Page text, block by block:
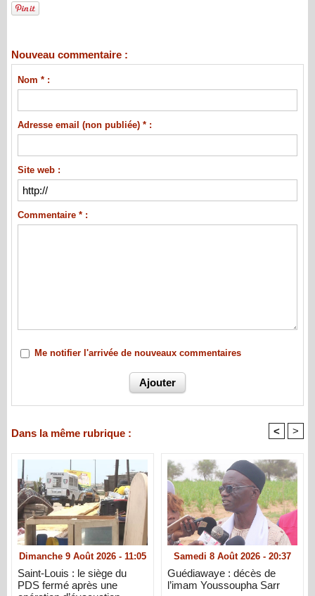
Nouveau commentaire :
Nom * :
Adresse email (non publiée) * :
Site web :
Commentaire * :
Me notifier l'arrivée de nouveaux commentaires
Dans la même rubrique : < >
Dimanche 9 Août 2026 - 11:05
Saint-Louis : le siège du
PDS fermé après une
Samedi 8 Août 2026 - 20:37
Guédiawaye : décès de
l’imam Youssoupha Sarr